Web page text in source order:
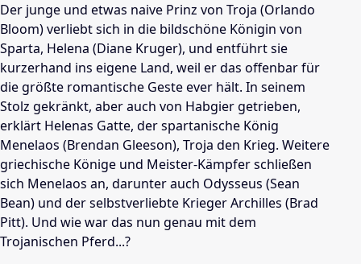
Der junge und etwas naive Prinz von Troja (Orlando
Bloom) verliebt sich in die bildschöne Königin von
Sparta, Helena (Diane Kruger), und entführt sie
kurzerhand ins eigene Land, weil er das offenbar für
die größte romantische Geste ever hält. In seinem
Stolz gekränkt, aber auch von Habgier getrieben,
erklärt Helenas Gatte, der spartanische König
Menelaos (Brendan Gleeson), Troja den Krieg. Weitere
griechische Könige und Meister-Kämpfer schließen
sich Menelaos an, darunter auch Odysseus (Sean
Bean) und der selbstverliebte Krieger Archilles (Brad
Pitt). Und wie war das nun genau mit dem
Trojanischen Pferd...?